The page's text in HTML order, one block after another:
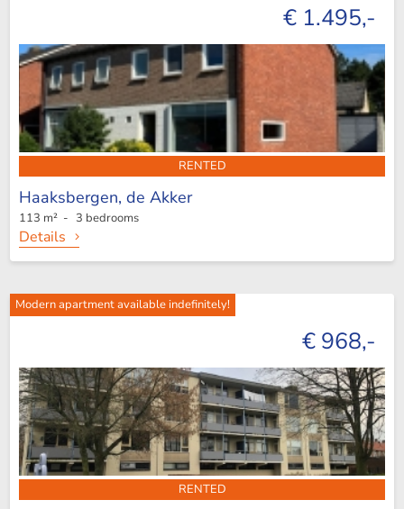
€ 1.495,-
RENTED
Haaksbergen, de Akker
113 m² - 3 bedrooms
Details
Modern apartment available indefinitely!
€ 968,-
RENTED